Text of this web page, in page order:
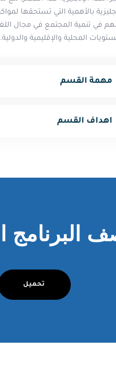
بالأهمية التي تستحقها
في تنمية المجتمع في مجال اللغة
المحلية والإقليمية والدولية.
مهمة القسم
اهداف القسم
البرنامج
تحميل